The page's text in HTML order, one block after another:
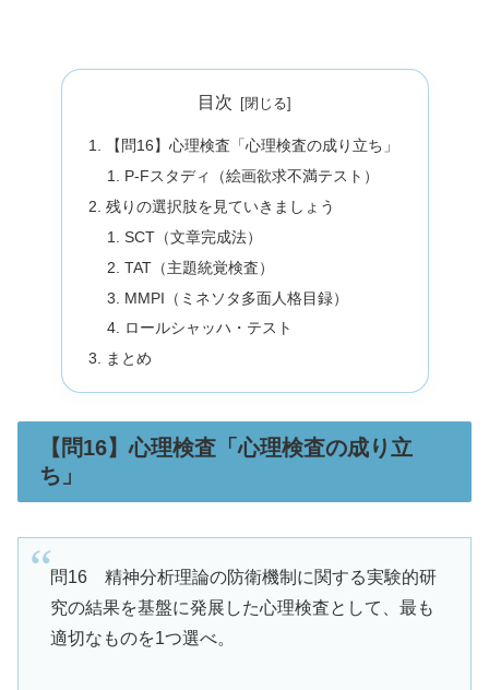
目次
【問16】心理検査「心理検査の成り立ち」
P-Fスタディ（絵画欲求不満テスト）
残りの選択肢を見ていきましょう
SCT（文章完成法）
TAT（主題統覚検査）
MMPI（ミネソタ多面人格目録）
ロールシャッハ・テスト
まとめ
【問16】心理検査「心理検査の成り立
ち」
問16 精神分析理論の防衛機制に関する実験的研
究の結果を基盤に発展した心理検査として、最も
適切なものを1つ選べ。